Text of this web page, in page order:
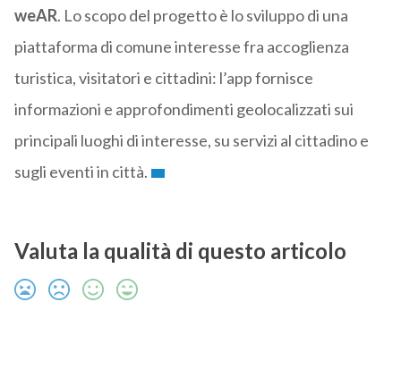
weAR. Lo scopo del progetto è lo sviluppo di una
piattaforma di comune interesse fra accoglienza
turistica, visitatori e cittadini: l’app fornisce
informazioni e approfondimenti geolocalizzati sui
principali luoghi di interesse, su servizi al cittadino e
sugli eventi in città.
Valuta la qualità di questo articolo